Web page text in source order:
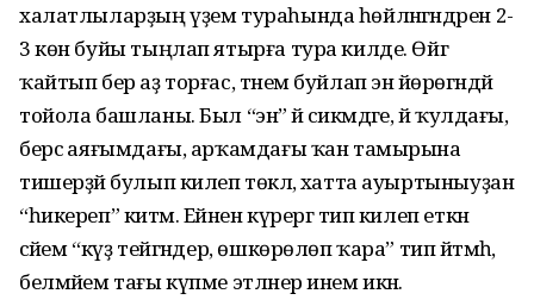
халатлыларҙың үҙем тураһында һөйләнгәндәрен 2-
3 көн буйы тыңлап ятырға тура килде. Өйгә
ҡайтып бер аҙ торғас, тәнем буйлап энә йөрөгәндәй
тойола башланы. Был “энә” йә сикәмдәге, йә ҡулдағы,
берсә аяғымдағы, арҡамдағы ҡан тамырына
тишерҙәй булып килеп төкәлә, хатта ауыртыныуҙан
“һикереп” китәм. Ейәнен күрергә тип килеп еткән
әсәйем “күҙ тейгәндер, өшкөрөлөп ҡара” тип әйтмәһә,
белмәйем тағы күпме этләнер инем икән.